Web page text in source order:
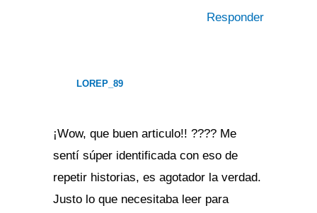
Responder
LOREP_89
¡Wow, que buen articulo!! ???? Me
sentí súper identificada con eso de
repetir historias, es agotador la verdad.
Justo lo que necesitaba leer para